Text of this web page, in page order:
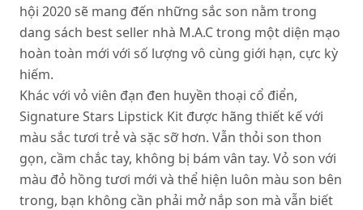
hội 2020 sẽ mang đến những sắc son nằm trong
dang sách best seller nhà M.A.C trong một diện mạo
hoàn toàn mới với số lượng vô cùng giới hạn, cực kỳ
hiếm.
Khác với vỏ viên đạn đen huyền thoại cổ điển,
Signature Stars Lipstick Kit được hãng thiết kế với
màu sắc tươi trẻ và sặc sỡ hơn. Vẫn thỏi son thon
gọn, cầm chắc tay, không bị bám vân tay. Vỏ son với
màu đỏ hồng tươi mới và thể hiện luôn màu son bên
trong, bạn không cần phải mở nắp son mà vẫn biết